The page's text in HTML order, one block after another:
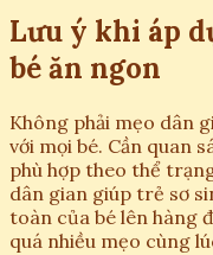
Lưu ý khi áp
bé ăn ngon
Không phải mẹo dân
với mọi bé. Cần quan
phù hợp theo thể
dân gian giúp trẻ sơ
toàn của bé lên hàng
quá nhiều mẹo cùng